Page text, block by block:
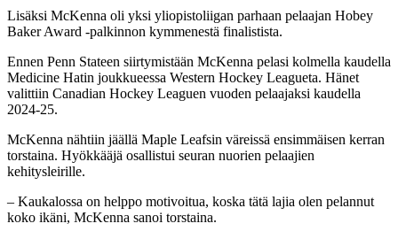
Lisäksi McKenna oli yksi yliopistoliigan parhaan pelaajan Hobey
Baker Award -palkinnon kymmenestä finalistista.
Ennen Penn Stateen siirtymistään McKenna pelasi kolmella kaudella
Medicine Hatin joukkueessa Western Hockey Leagueta. Hänet
valittiin Canadian Hockey Leaguen vuoden pelaajaksi kaudella
2024-25.
McKenna nähtiin jäällä Maple Leafsin väreissä ensimmäisen kerran
torstaina. Hyökkääjä osallistui seuran nuorien pelaajien
kehitysleirille.
– Kaukalossa on helppo motivoitua, koska tätä lajia olen pelannut
koko ikäni, McKenna sanoi torstaina.